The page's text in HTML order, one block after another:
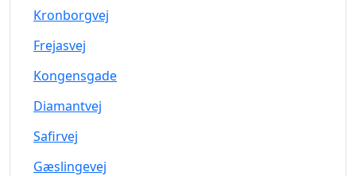
Kronborgvej
Frejasvej
Kongensgade
Diamantvej
Safirvej
Gæslingevej